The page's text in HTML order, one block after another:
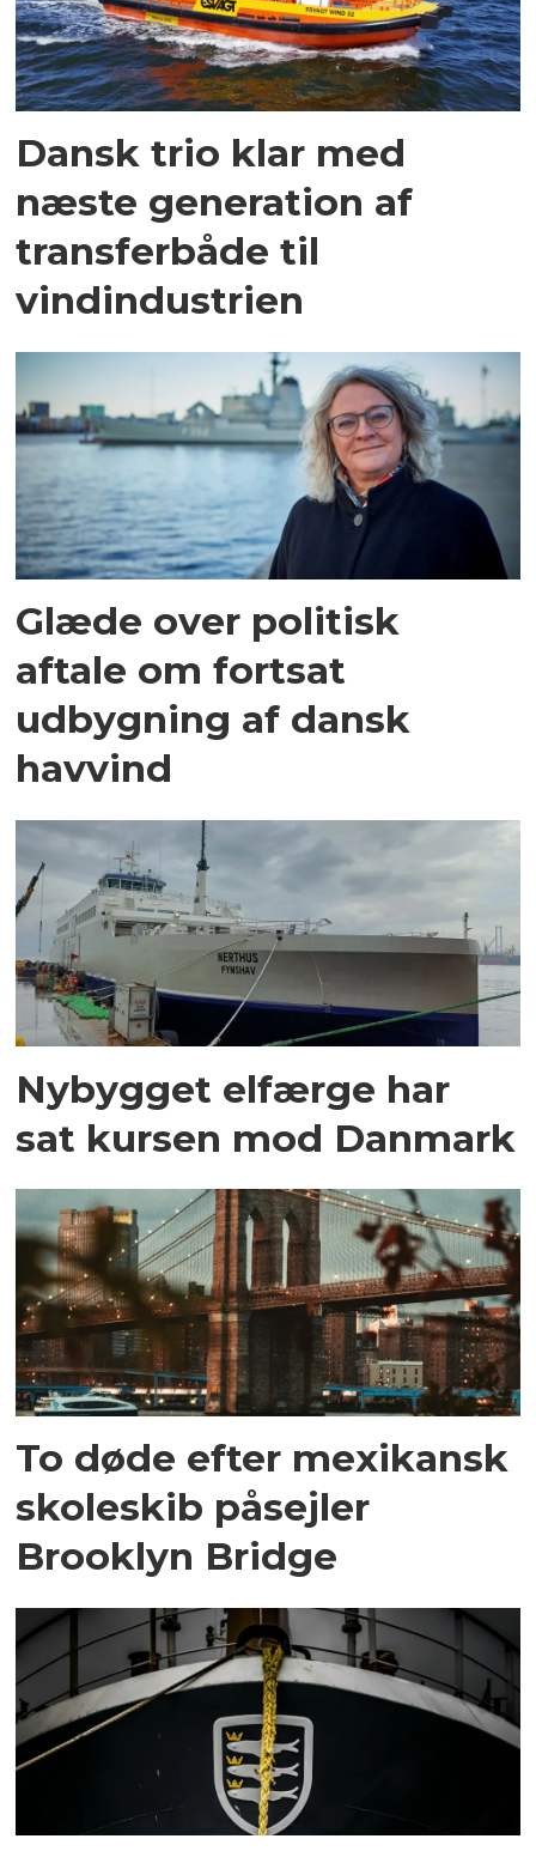
Dansk trio klar med
næste generation af
transferbåde til
vindindustrien
Glæde over politisk
aftale om fortsat
udbygning af dansk
havvind
Nybygget elfærge har
sat kursen mod Danmark
To døde efter mexikansk
skoleskib påsejler
Brooklyn Bridge